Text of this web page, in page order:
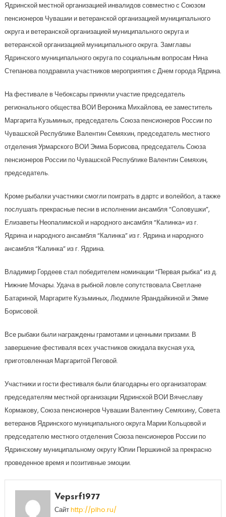
Ядринской местной организацией инвалидов совместно с Союзом
пенсионеров Чувашии и ветеранской организацией муниципального
округа и ветеранской организацией муниципального округа и
ветеранской организацией муниципального округа. Замглавы
Ядринского муниципального округа по социальным вопросам Нина
Степанова поздравила участников мероприятия с Днем города Ядрина.
На фестивале в Чебоксары приняли участие председатель
регионального общества ВОИ Вероника Михайлова, ее заместитель
Маргарита Кузьминых, председатель Союза пенсионеров России по
Чувашской Республике Валентин Семяхин, председатель местного
отделения Урмарского ВОИ Эмма Борисова, председатель Союза
пенсионеров России по Чувашской Республике Валентин Семяхин,
председатель.
Кроме рыбалки участники смогли поиграть в дартс и волейбол, а также
послушать прекрасные песни в исполнении ансамбля “Соловушки”,
Елизаветы Неопалимской и народного ансамбля “Калинка» из г.
Ядрина и народного ансамбля “Калинка” из г. Ядрина и народного
ансамбля “Калинка” из г. Ядрина.
Владимир Гордеев стал победителем номинации “Первая рыбка” из д.
Нижние Мочары. Удача в рыбной ловле сопутствовала Светлане
Батариной, Маргарите Кузьминых, Людмиле Ярандайкиной и Эмме
Борисовой.
Все рыбаки были награждены грамотами и ценными призами. В
завершение фестиваля всех участников ожидала вкусная уха,
приготовленная Маргаритой Пеговой.
Участники и гости фестиваля были благодарны его организаторам:
председателям местной организации Ядринской ВОИ Вячеславу
Кормакову, Союза пенсионеров Чувашии Валентину Семяхину, Совета
ветеранов Ядринского муниципального округа Марии Кольцовой и
председателю местного отделения Союза пенсионеров России по
Ядринскому муниципальному округу Юлии Першкиной за прекрасно
проведенное время и позитивные эмоции.
Vepsrf1977
Сайтhttp://plho.ru/